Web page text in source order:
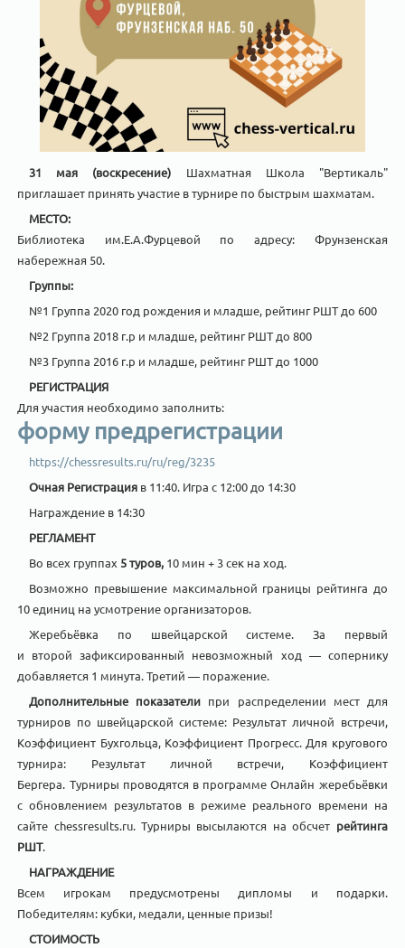
31 мая (воскресение) Шахматная Школа "Вертикаль"
приглашает принять участие в турнире по быстрым шахматам.
МЕСТО:
Библиотека им.Е.А.Фурцевой по адресу: Фрунзенская
набережная 50.
Группы:
№1 Группа 2020 год рождения и младше, рейтинг РШТ до 600
№2 Группа 2018 г.р и младше, рейтинг РШТ до 800
№3 Группа 2016 г.р и младше, рейтинг РШТ до 1000
РЕГИСТРАЦИЯ
Для участия необходимо заполнить:
форму предрегистрации
https://chessresults.ru/ru/reg/3235
Очная Регистрация в 11:40. Игра с 12:00 до 14:30
Награждение в 14:30
РЕГЛАМЕНТ
Во всех группах 5 туров, 10 мин + 3 сек на ход.
Возможно превышение максимальной границы рейтинга до
10 единиц на усмотрение организаторов.
Жеребьёвка по швейцарской системе. За первый
и второй зафиксированный невозможный ход — сопернику
добавляется 1 минута. Третий — поражение.
Дополнительные показатели при распределении мест для
турниров по швейцарской системе: Результат личной встречи,
Коэффициент Бухгольца, Коэффициент Прогресс. Для кругового
турнира: Результат личной встречи, Коэффициент
Бергера. Турниры проводятся в программе Онлайн жеребьёвки
с обновлением результатов в режиме реального времени на
сайте chessresults.ru. Турниры высылаются на обсчет рейтинга
РШТ.
НАГРАЖДЕНИЕ
Всем игрокам предусмотрены дипломы и подарки.
Победителям: кубки, медали, ценные призы!
СТОИМОСТЬ